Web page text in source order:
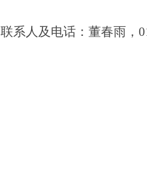
联系人及电话：董春雨，